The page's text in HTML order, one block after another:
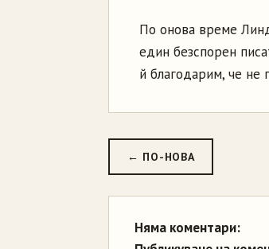
По онова време
един безспорен
й благодарим, че не
← ПО-НОВА
Няма коментари: